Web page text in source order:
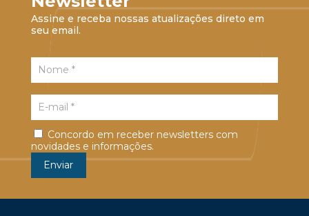
Assine e receba nossas atualizações direto em
seu email.
Concordo em receber newsletters com
novidades e informações.